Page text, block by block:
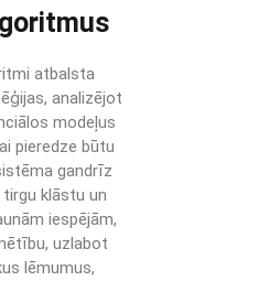
atbalsta
analizējot
modeļus
pieredze būtu
gandrīz
klāstu un
iespējām,
uzlabot
lēmumus,